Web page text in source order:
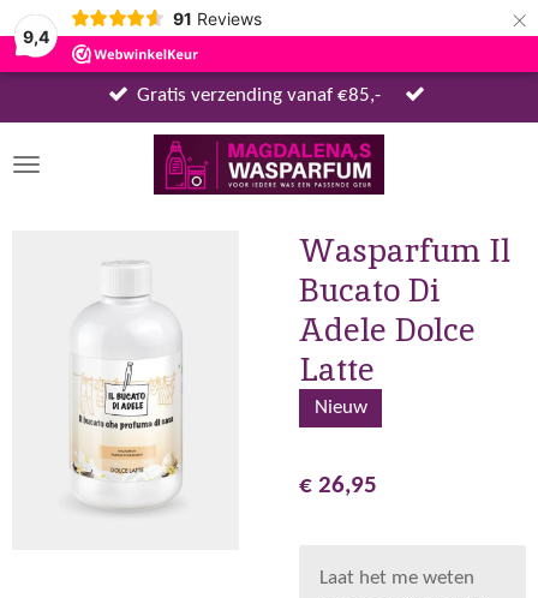
9,4
91 Reviews ×
Gratis verzending vanaf €85,-
Wasparfum Il
Bucato Di
Adele Dolce
Latte
Nieuw
€ 26,95
Laat het me weten